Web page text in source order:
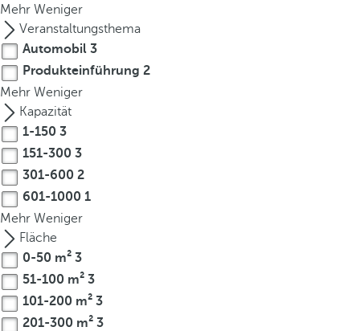
r
o
w
k
e
y
t
o
n
a
v
i
g
a
t
e
Mehr Weniger
Veranstaltungsthema
Automobil 3
Produkteinführung 2
Mehr Weniger
Kapazität
1-150 3
151-300 3
301-600 2
601-1000 1
Mehr Weniger
Fläche
0-50 m² 3
51-100 m² 3
101-200 m² 3
201-300 m² 3